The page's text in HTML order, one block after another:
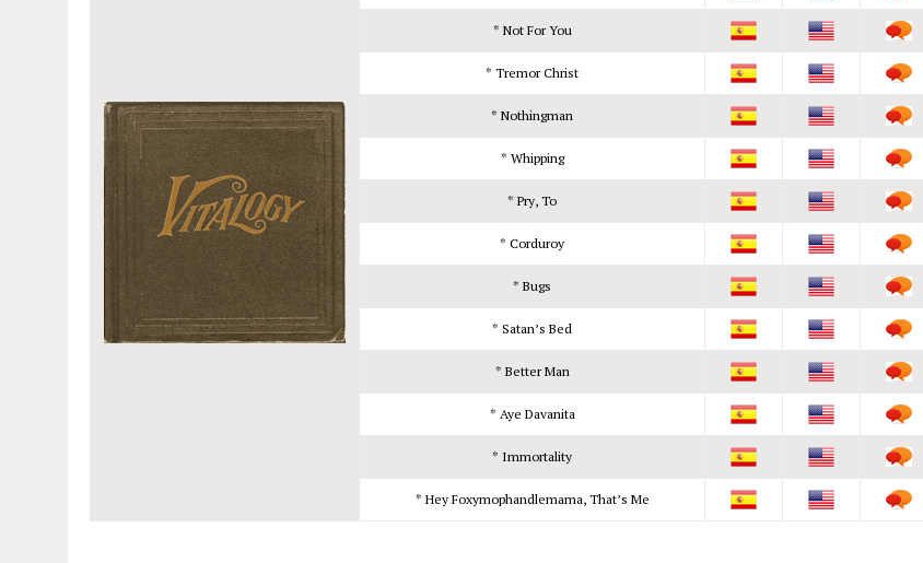
* Not For You
* Tremor Christ
* Nothingman
* Whipping
* Pry, To
* Corduroy
* Bugs
* Satan’s Bed
* Better Man
* Aye Davanita
* Immortality
* Hey Foxymophandlemama, That’s Me